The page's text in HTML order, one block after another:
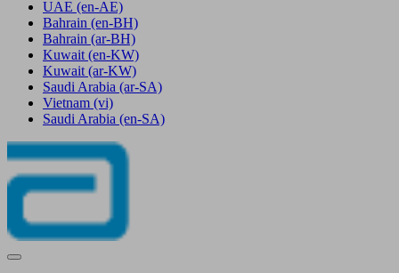
UAE (en-AE)
Bahrain (en-BH)
Bahrain (ar-BH)
Kuwait (en-KW)
Kuwait (ar-KW)
Saudi Arabia (ar-SA)
Vietnam (vi)
Saudi Arabia (en-SA)